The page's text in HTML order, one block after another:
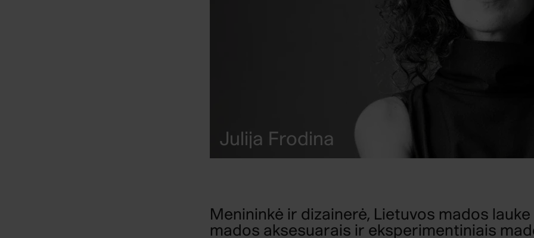
Julija Frodina
Menininkė ir dizainerė, Lietuvos mados
mados aksesuarais ir eksperimentiniais